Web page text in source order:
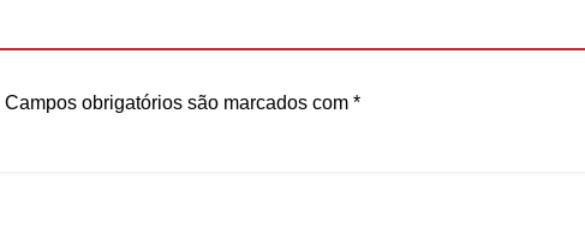
Campos obrigatórios são marcados com *